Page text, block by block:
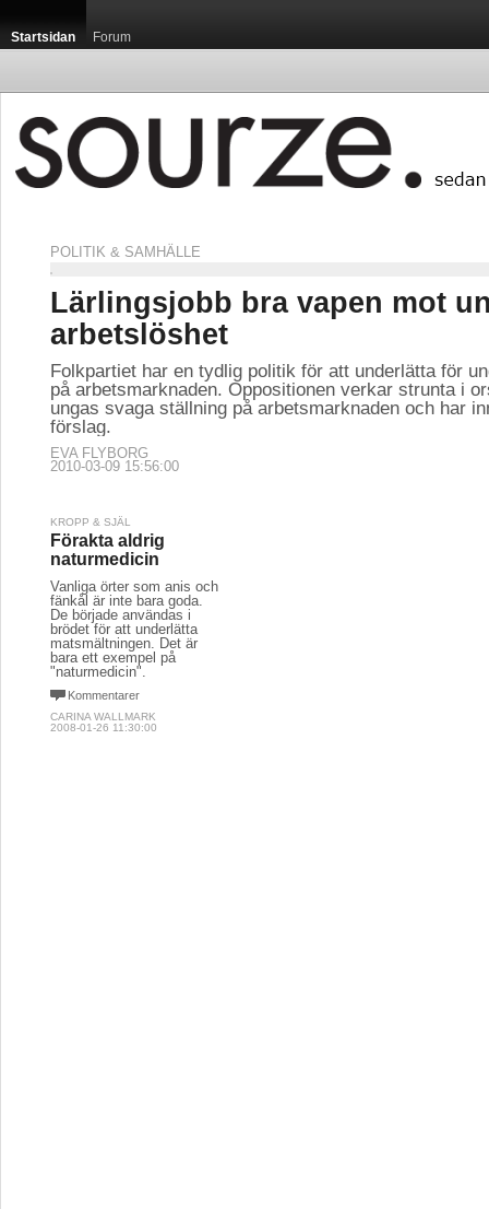
Startsidan Forum
POLITIK & SAMHÄLLE
Lärlingsjobb bra vapen mot
arbetslöshet
Folkpartiet har en tydlig politik för att underlätta för
på arbetsmarknaden. Oppositionen verkar strunta i
ungas svaga ställning på arbetsmarknaden och har
förslag.
EVA FLYBORG
2010-03-09 15:56:00
KROPP & SJÄL
Förakta aldrig
naturmedicin
Vanliga örter som anis och
fänkål är inte bara goda.
De började användas i
brödet för att underlätta
matsmältningen. Det är
bara ett exempel på
"naturmedicin".
Kommentarer
CARINA WALLMARK
2008-01-26 11:30:00